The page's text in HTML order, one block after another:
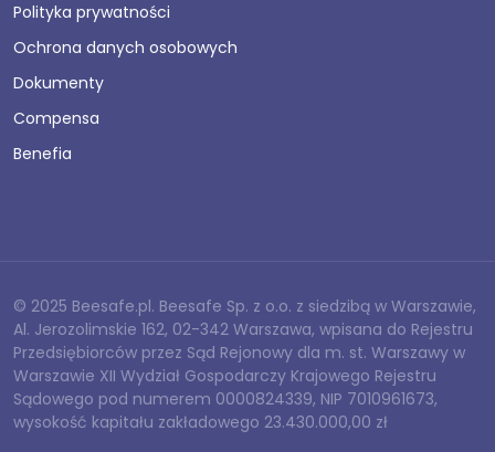
Polityka prywatności
Ochrona danych osobowych
Dokumenty
Compensa
Benefia
© 2025 Beesafe.pl. Beesafe Sp. z o.o. z siedzibą w Warszawie,
Al. Jerozolimskie 162, 02-342 Warszawa, wpisana do Rejestru
Przedsiębiorców przez Sąd Rejonowy dla m. st. Warszawy w
Warszawie XII Wydział Gospodarczy Krajowego Rejestru
Sądowego pod numerem 0000824339, NIP 7010961673,
wysokość kapitału zakładowego 23.430.000,00 zł